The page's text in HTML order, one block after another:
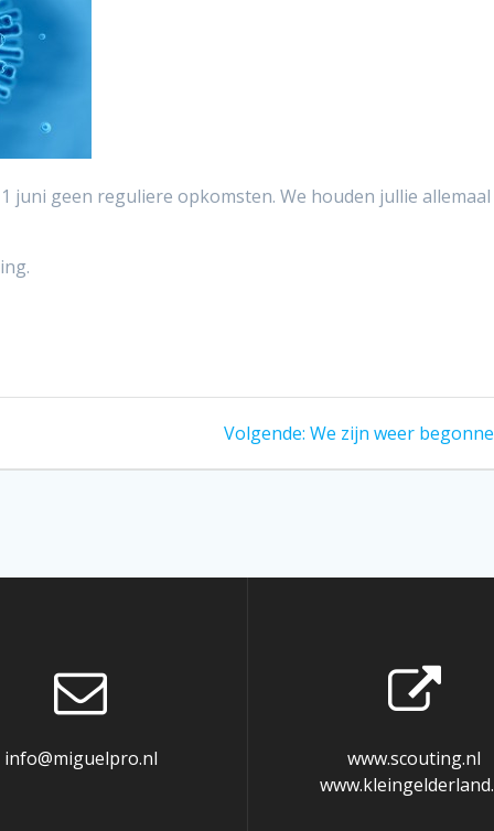
juni geen reguliere opkomsten. We houden jullie allemaal
Volgende: Volgend
We zijn weer
info@miguelpro.nl
www.scouting.nl